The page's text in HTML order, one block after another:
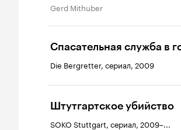
Gerd Mithuber
Спасательная служба в
Die Bergretter, сериал, 2009
Штутгартское убийство
SOKO Stuttgart, сериал, 2009–...